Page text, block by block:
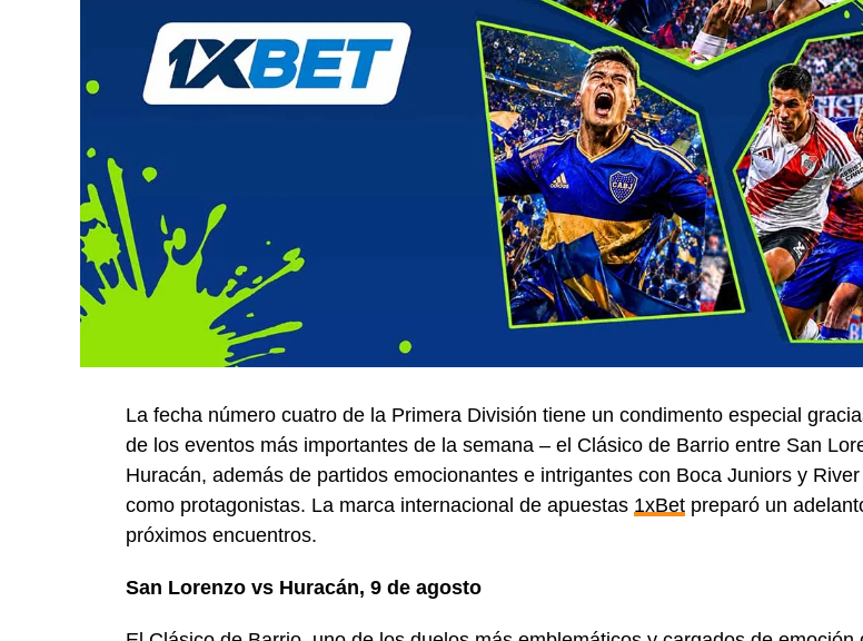
La fecha número cuatro de la Primera División tiene un condimento especial
de los eventos más importantes de la semana – el Clásico de Barrio entre San
Huracán, además de partidos emocionantes e intrigantes con Boca Juniors y
como protagonistas. La marca internacional de apuestas 1xBet preparó un
próximos encuentros.
San Lorenzo vs Huracán, 9 de agosto